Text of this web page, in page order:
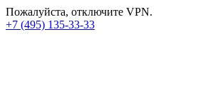
Пожалуйста, отключите VPN.
+7 (495) 135-33-33